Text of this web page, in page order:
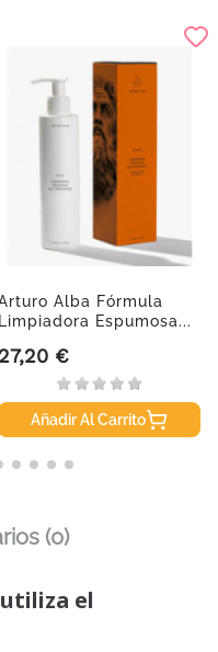
Alba Fórmula
Limpiadora Espumosa...
Precio
27,20 €
Añadir Al Carrito
(0)
el